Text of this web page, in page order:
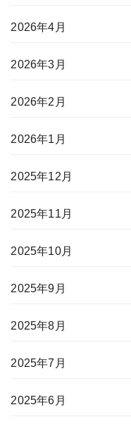
2026年4月
2026年3月
2026年2月
2026年1月
2025年12月
2025年11月
2025年10月
2025年9月
2025年8月
2025年7月
2025年6月